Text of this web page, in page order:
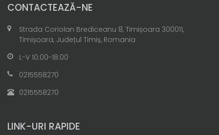
CONTACTEAZĂ-NE
Strada Coriolan Brediceanu 8, Timișoara 300011,
Timișoara, Județul Timiș, Romania
L-V 10:00-18:00
0215558270
0215558270
LINK-URI RAPIDE